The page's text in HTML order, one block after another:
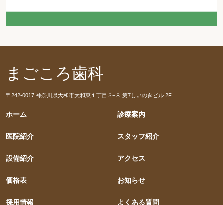
まごころ歯科
〒242-0017 神奈川県大和市大和東１丁目３−８ 第7しいのきビル 2F
ホーム
医院紹介
設備紹介
診療案内
スタッフ紹介
アクセス
価格表
採用情報
お知らせ
よくある質問